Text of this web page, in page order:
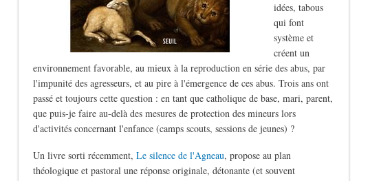
idées, tabous
qui font
système et
créent un
environnement favorable, au mieux à la reproduction en série des abus, par
l'impunité des agresseurs, et au pire à l'émergence de ces abus. Trois ans ont
passé et toujours cette question : en tant que catholique de base, mari, parent,
que puis-je faire au-delà des mesures de protection des mineurs lors
d'activités concernant l'enfance (camps scouts, sessions de jeunes) ?
Un livre sorti récemment,Le silence de l'Agneau, propose au plan
théologique et pastoral une réponse originale, détonante (et souvent